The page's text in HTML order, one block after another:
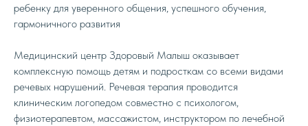
ребенку для уверенного общения, успешного обучения,
гармоничного развития
Медицинский центр Здоровый Малыш оказывает
комплексную помощь детям и подросткам со всеми видами
речевых нарушений. Речевая терапия проводится
клиническим логопедом совместно с психологом,
физиотерапевтом, массажистом, инструктором по лечебной